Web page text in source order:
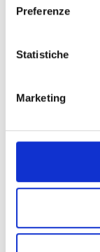
Preferenze
Statistiche
Marketing